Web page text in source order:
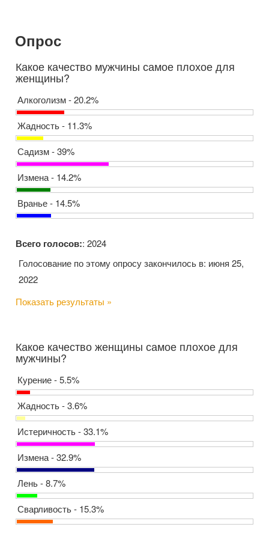
Опрос
Какое качество мужчины самое плохое для
женщины?
Алкоголизм - 20.2%
Жадность - 11.3%
Садизм - 39%
Измена - 14.2%
Вранье - 14.5%
Всего голосов:: 2024
Голосование по этому опросу закончилось в: июня 25,
2022
Показать результаты »
Какое качество женщины самое плохое для
мужчины?
Курение - 5.5%
Жадность - 3.6%
Истеричность - 33.1%
Измена - 32.9%
Лень - 8.7%
Сварливость - 15.3%